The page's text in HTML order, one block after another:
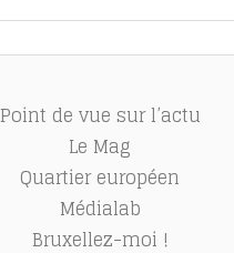
Point de vue sur l’actu
Le Mag
Quartier européen
Médialab
Bruxellez-moi !